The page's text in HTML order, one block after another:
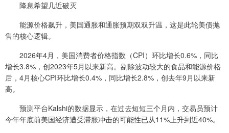
降息希望几近破灭
能源价格飙升，美国通胀和通胀预期双双升温，这是此轮美债抛
售的核心逻辑。
2026年4月，美国消费者价格指数（CPI）环比增长0.6%，同比
增长3.8%，创2023年5月以来新高。剔除波动较大的食品和能源价格
后，4月核心CPI环比增长0.4%，同比增长2.8%，创去年9月以来新
高。
预测平台Kalshi的数据显示，在过去短短三个月内，交易员预计
今年年底前美国经济遭受滞胀冲击的可能性已从11%上升到近40%。